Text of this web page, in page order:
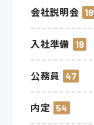
会社説明会 19
入社準備 19
公務員 47
内定 54